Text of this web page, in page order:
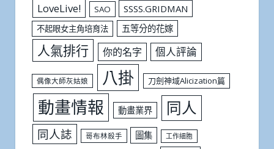
LoveLive! SAO SSSS.GRIDMAN
不起眼女主角培育法 五等分的花嫁
人氣排行 你的名字 個人評論
偶像大師灰姑娘 八掛 刀劍神域Alicization篇
動畫情報 動畫業界 同人
同人誌 哥布林殺手 圖集 工作細胞